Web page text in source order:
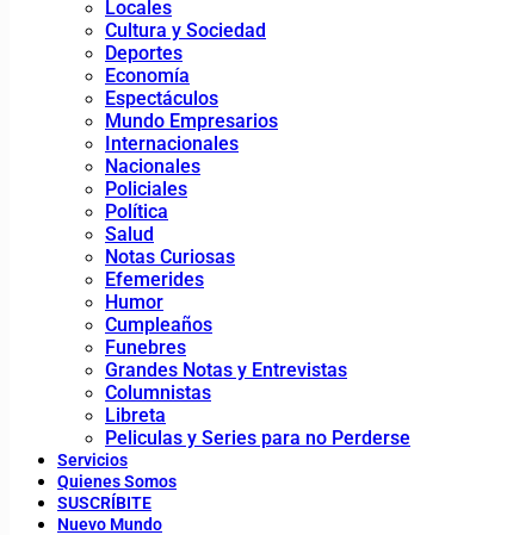
Locales
Cultura y Sociedad
Deportes
Economía
Espectáculos
Mundo Empresarios
Internacionales
Nacionales
Policiales
Política
Salud
Notas Curiosas
Efemerides
Humor
Cumpleaños
Funebres
Grandes Notas y Entrevistas
Columnistas
Libreta
Peliculas y Series para no Perderse
Servicios
Quienes Somos
SUSCRÍBITE
Nuevo Mundo